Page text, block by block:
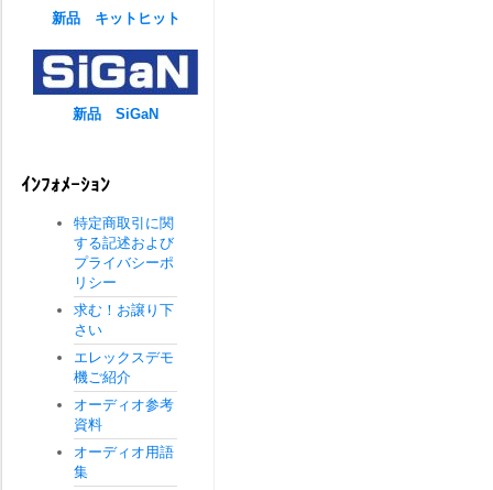
新品 キットヒット
新品 SiGaN
ｲﾝﾌｫﾒｰｼｮﾝ
特定商取引に関
する記述および
プライバシーポ
リシー
求む！お譲り下
さい
エレックスデモ
機ご紹介
オーディオ参考
資料
オーディオ用語
集